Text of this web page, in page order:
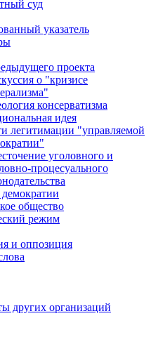
суд
указатель
проекта
о "кризисе
консерватизма
идея
легитимации "управляемой
уголовного и
процесуального
общество
режим
и оппозиция
других организаций